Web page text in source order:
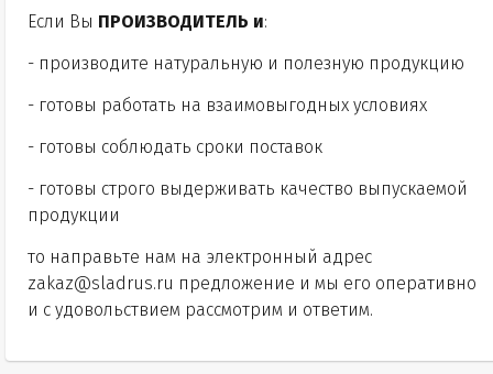
Если Вы ПРОИЗВОДИТЕЛЬ и:
- производите натуральную и полезную продукцию
- готовы работать на взаимовыгодных условиях
- готовы соблюдать сроки поставок
- готовы строго выдерживать качество выпускаемой
продукции
то направьте нам на электронный адрес
zakaz@sladrus.ru предложение и мы его оперативно
и с удовольствием рассмотрим и ответим.